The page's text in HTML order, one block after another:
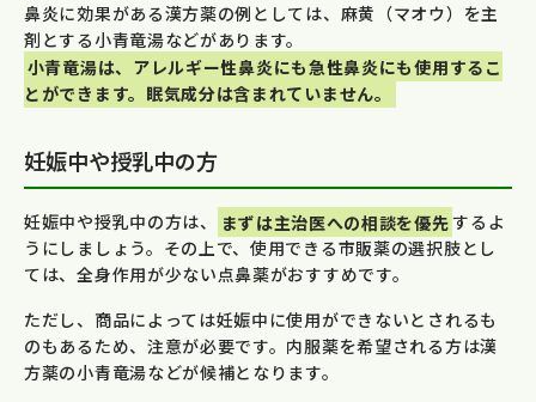
鼻炎に効果がある漢方薬の例としては、麻黄（マオウ）を主
剤とする小青竜湯などがあります。
小青竜湯は、アレルギー性鼻炎にも急性鼻炎にも使用するこ
とができます。眠気成分は含まれていません。
妊娠中や授乳中の方
妊娠中や授乳中の方は、 まずは主治医への相談を優先するよ
うにしましょう。その上で、使用できる市販薬の選択肢とし
ては、全身作用が少ない点鼻薬がおすすめです。
ただし、商品によっては妊娠中に使用ができないとされるも
のもあるため、注意が必要です。内服薬を希望される方は漢
方薬の小青竜湯などが候補となります。